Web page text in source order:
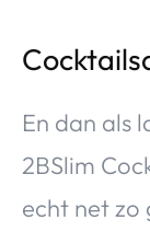
En dan als
2BSlim
echt net zo